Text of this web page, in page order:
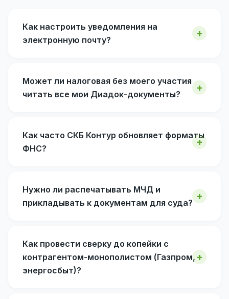
Как настроить уведомления на
электронную почту?
Может ли налоговая без моего участия
читать все мои Диадок-документы?
Как часто СКБ Контур обновляет форматы
ФНС?
Нужно ли распечатывать МЧД и
прикладывать к документам для суда?
Как провести сверку до копейки с
контрагентом-монополистом (Газпром,
энергосбыт)?